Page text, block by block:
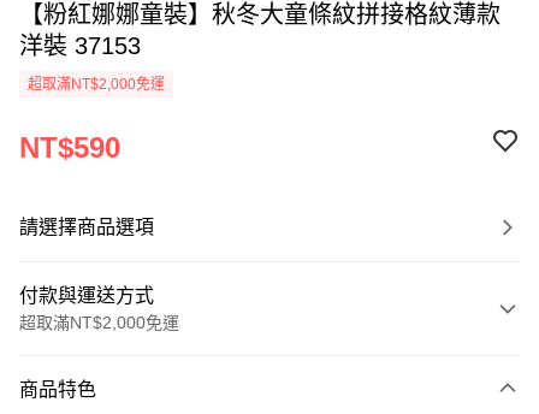
【粉紅娜娜童裝】秋冬大童條紋拼接格紋薄款
洋裝 37153
超取滿NT$2,000免運
NT$590
請選擇商品選項
付款與運送方式
超取滿NT$2,000免運
信用卡一次付款
商品特色